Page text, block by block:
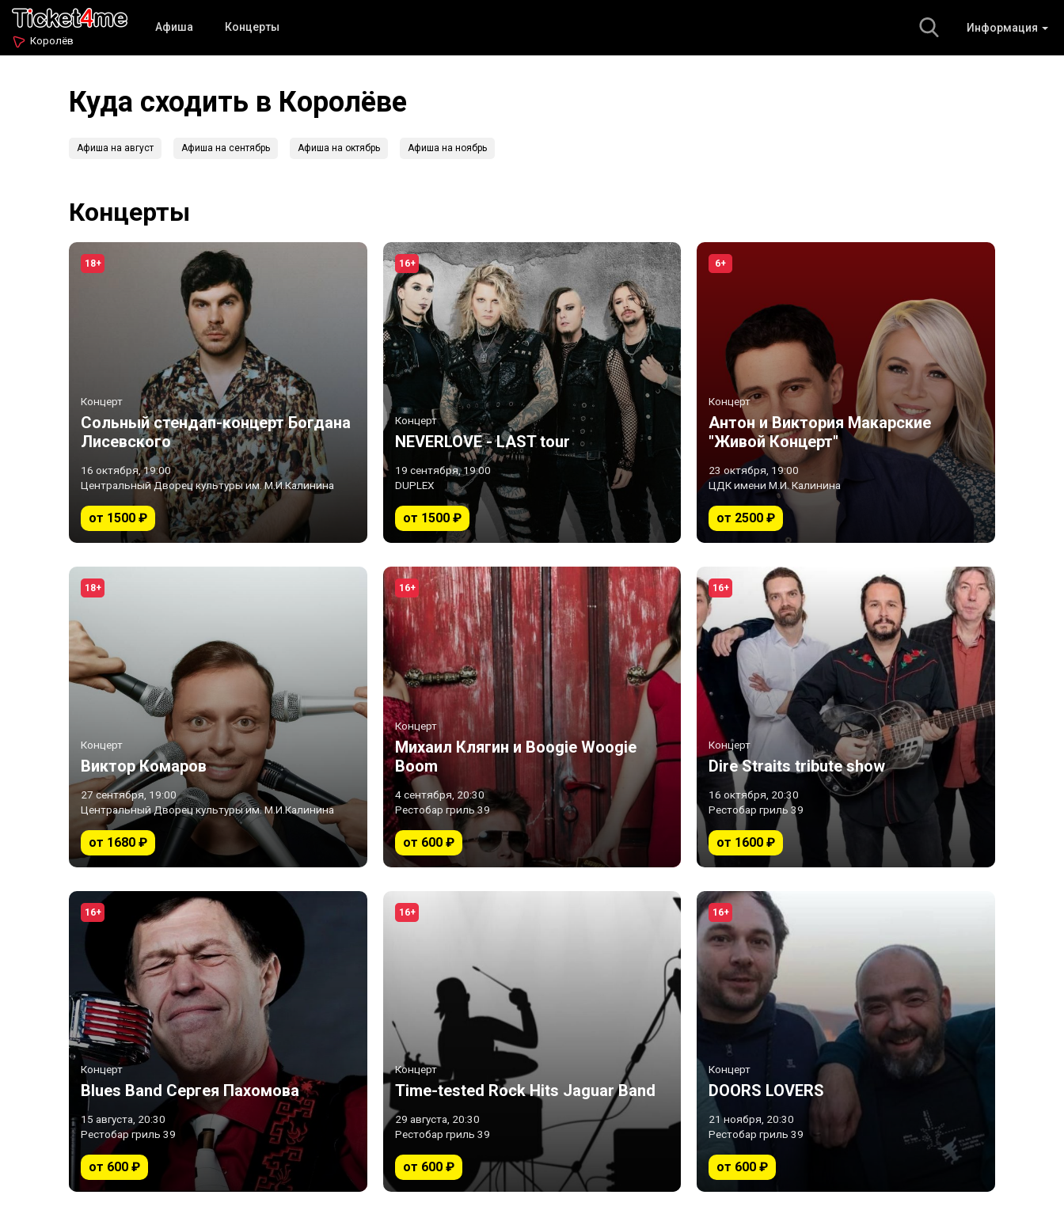
Королёв
Информация
Афиша Концерты
Куда сходить в Королёве
Афиша на август Афиша на сентябрь Афиша на октябрь Афиша на ноябрь
Концерты
18+
Концерт
Сольный стендап-концерт Богдана
Лисевского
16 октября, 19:00
Центральный Дворец культуры им. М.И.Калинина
от 1500 ₽
16+
Концерт
NEVERLOVE - LAST tour
19 сентября, 19:00
DUPLEX
от 1500 ₽
6+
Концерт
Антон и Виктория Макарские
"Живой Концерт"
23 октября, 19:00
ЦДК имени М.И. Калинина
от 2500 ₽
18+
Концерт
Виктор Комаров
27 сентября, 19:00
Центральный Дворец культуры им. М.И.Калинина
от 1680 ₽
16+
Концерт
Михаил Клягин и Boogie Woogie
Boom
4 сентября, 20:30
Рестобар гриль 39
от 600 ₽
16+
Концерт
Dire Straits tribute show
16 октября, 20:30
Рестобар гриль 39
от 1600 ₽
16+
Концерт
Blues Band Сергея Пахомова
15 августа, 20:30
Рестобар гриль 39
от 600 ₽
16+
Концерт
Time-tested Rock Hits Jaguar Band
29 августа, 20:30
Рестобар гриль 39
от 600 ₽
16+
Концерт
DOORS LOVERS
21 ноября, 20:30
Рестобар гриль 39
от 600 ₽